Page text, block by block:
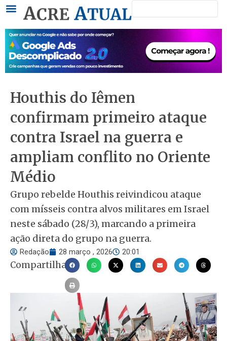
conteúdo
Houthis do Iêmen
confirmam primeiro ataque
contra Israel na guerra e
ampliam conflito no Oriente
Médio
Grupo rebelde Houthis reivindicou ataque
com mísseis contra alvos militares em Israel
neste sábado (28/3), marcando a primeira
ação direta do grupo na guerra.
Redação 28 março , 2026 20:01
Compartilhar